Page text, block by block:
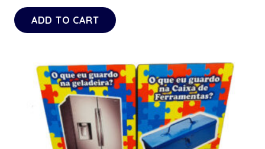
ADD TO CART